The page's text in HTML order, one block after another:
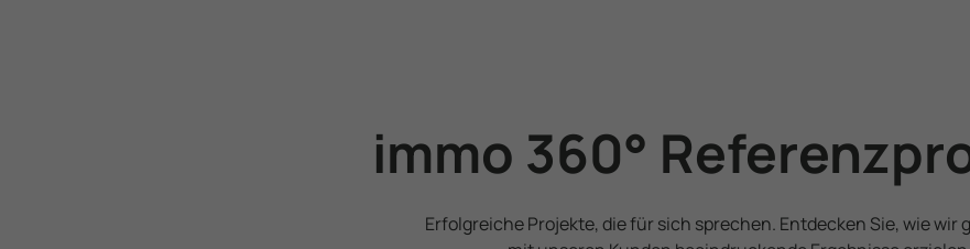
immo 360°
Erfolgreiche Projekte, die für sich sprechen. Entdecken Sie, wie wir